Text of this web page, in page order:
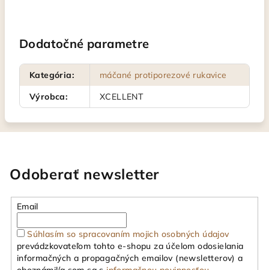
Dodatočné parametre
Kategória:
máčané protiporezové rukavice
Výrobca: XCELLENT
Odoberať newsletter
Email
Súhlasím so spracovaním mojich osobných údajov
prevádzkovateľom tohto e-shopu za účelom odosielania
informačných a propagačných emailov (newsletterov) a